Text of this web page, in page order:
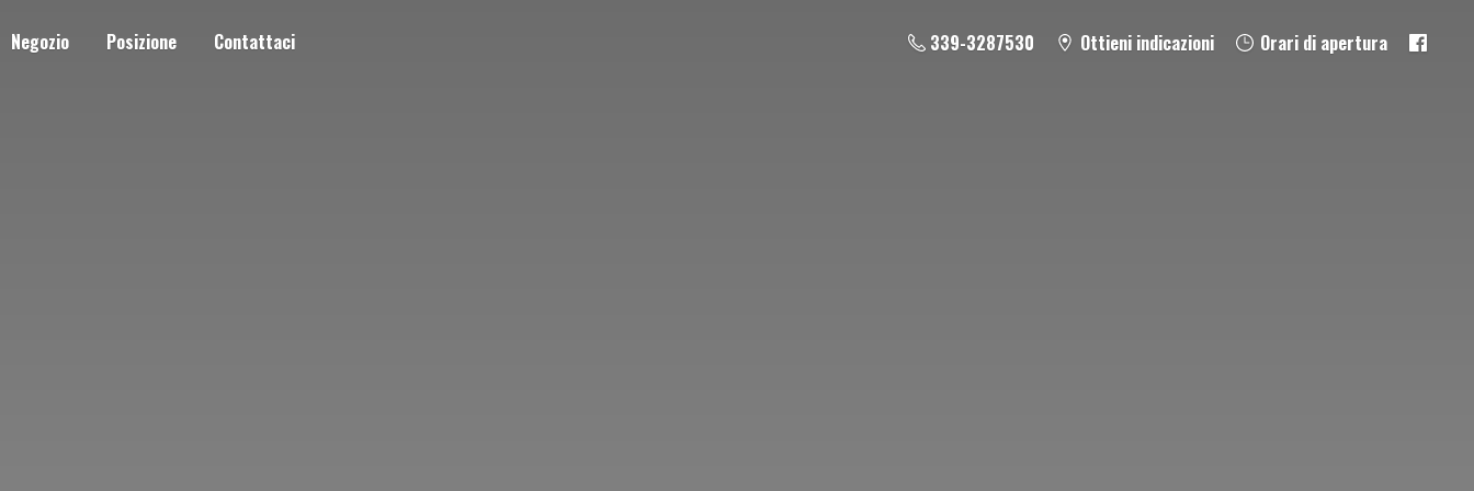
Negozio Posizione Contattaci 339-3287530 Ottieni indicazioni Orari di apertura